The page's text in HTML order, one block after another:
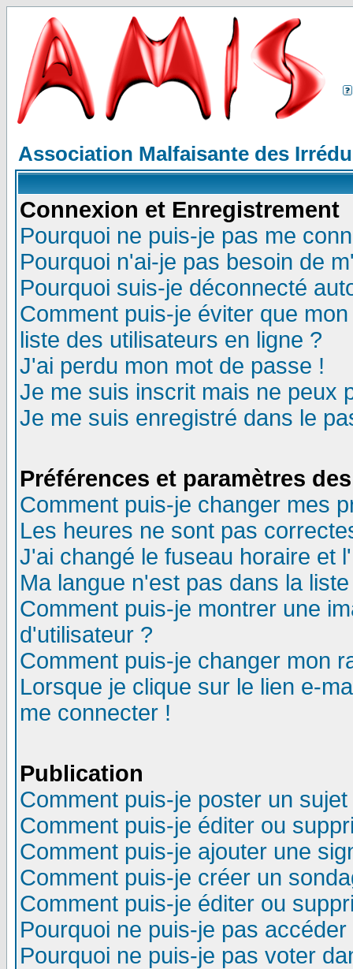
Association Malfaisante des
Connexion et Enregistrement
Pourquoi ne puis-je pas me
Pourquoi n'ai-je pas besoin de
Pourquoi suis-je déconnecté
Comment puis-je éviter que
liste des utilisateurs en ligne ?
J'ai perdu mon mot de passe !
Je me suis inscrit mais ne peux
Je me suis enregistré dans le
Préférences et paramètres
Comment puis-je changer mes
Les heures ne sont pas
J'ai changé le fuseau horaire et
Ma langue n'est pas dans la
Comment puis-je montrer une
d'utilisateur ?
Comment puis-je changer mon
Lorsque je clique sur le lien e-
me connecter !
Publication
Comment puis-je poster un
Comment puis-je éditer ou
Comment puis-je ajouter une
Comment puis-je créer un
Comment puis-je éditer ou
Pourquoi ne puis-je pas
Pourquoi ne puis-je pas voter